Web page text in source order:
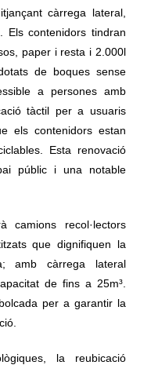
càrrega lateral,
Els contenidors tindran
paper i resta i 2.000l
de boques sense
a persones amb
tàctil per a usuaris
els contenidors estan
Esta renovació
públic i una notable
camions recol·lectors
que dignifiquen la
amb càrrega lateral
de fins a 25m³.
per a garantir la
la reubicació